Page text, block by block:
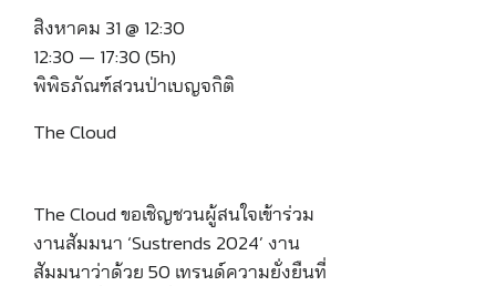
The Cloud ขอเชิญชวนผู้สนใจเข้าร่วม
งานสัมมนา ‘Sustrends 2024’ งาน
สัมมนาว่าด้วย 50 เทรนด์ความยั่งยืนที่
สิงหาคม 31 @ 12:30
12:30 — 17:30(5h)
พิพิธภัณฑ์สวนป่าเบญจกิติ
The Cloud